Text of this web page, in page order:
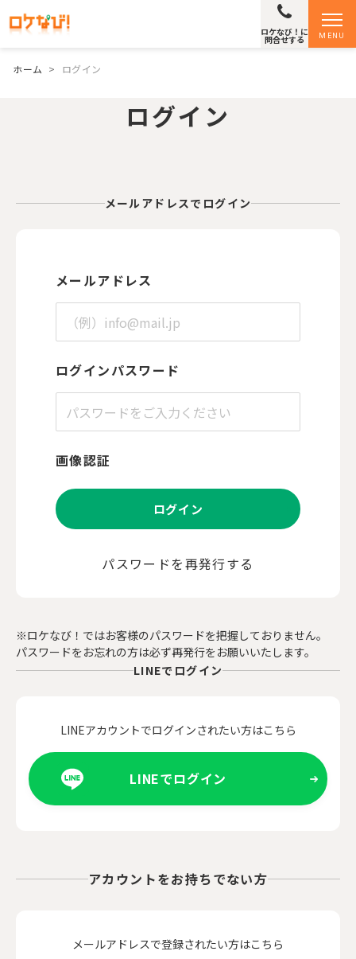
MENU
ロケなび！に
問合せする
ホーム > ログイン
ログイン
メールアドレスでログイン
メールアドレス
ログインパスワード
画像認証
ログイン
パスワードを再発行する
※ロケなび！ではお客様のパスワードを把握しておりません。
パスワードをお忘れの方は必ず再発行をお願いいたします。
LINEでログイン
LINEアカウントでログインされたい方はこちら
LINEでログイン
アカウントをお持ちでない方
メールアドレスで登録されたい方はこちら